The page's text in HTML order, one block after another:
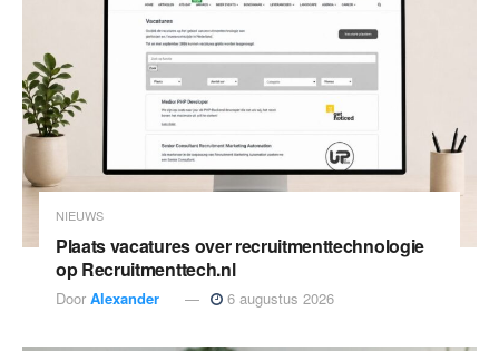
NIEUWS
Plaats vacatures over recruitmenttechnologie
op Recruitmenttech.nl
Door Alexander 6 augustus 2026